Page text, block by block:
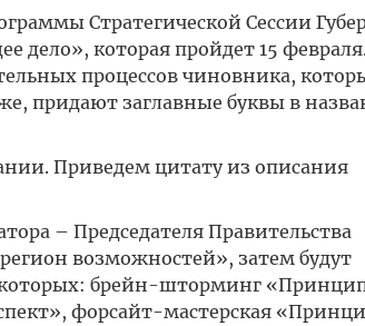
Стратегической Сессии
дело», которая пройдет 15
процессов чиновника,
придают заглавные буквы в
Приведем цитату из описания
– Председателя Правительства
возможностей», затем будут
которых: брейн-шторминг
форсайт-мастерская